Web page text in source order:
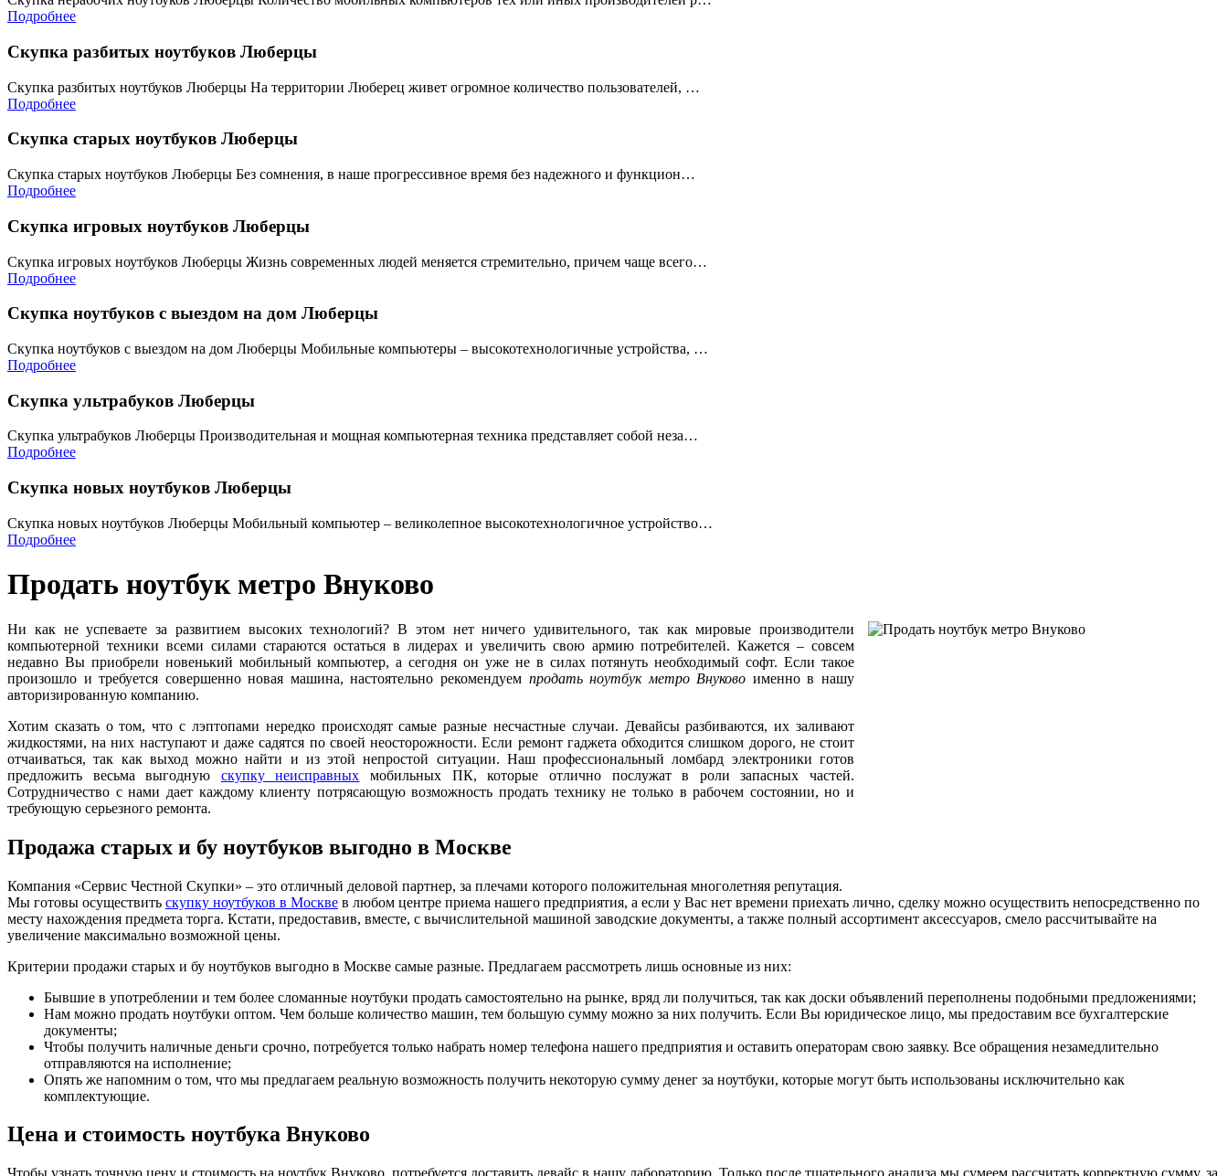
Подробнее
Скупка разбитых ноутбуков Люберцы
Скупка разбитых ноутбуков Люберцы На территории Люберец живет огромное количество пользователей, …
Подробнее
Скупка старых ноутбуков Люберцы
Скупка старых ноутбуков Люберцы Без сомнения, в наше прогрессивное время без надежного и функцион…
Подробнее
Скупка игровых ноутбуков Люберцы
Скупка игровых ноутбуков Люберцы Жизнь современных людей меняется стремительно, причем чаще всего…
Подробнее
Скупка ноутбуков с выездом на дом Люберцы
Скупка ноутбуков с выездом на дом Люберцы Мобильные компьютеры – высокотехнологичные устройства, …
Подробнее
Скупка ультрабуков Люберцы
Скупка ультрабуков Люберцы Производительная и мощная компьютерная техника представляет собой неза…
Подробнее
Скупка новых ноутбуков Люберцы
Скупка новых ноутбуков Люберцы Мобильный компьютер – великолепное высокотехнологичное устройство…
Подробнее
Продать ноутбук метро Внуково
Ни как не успеваете за развитием высоких технологий? В этом нет ничего удивительного, так как мировые производители
компьютерной техники всеми силами стараются остаться в лидерах и увеличить свою армию потребителей. Кажется – совсем
недавно Вы приобрели новенький мобильный компьютер, а сегодня он уже не в силах потянуть необходимый софт. Если такое
произошло и требуется совершенно новая машина, настоятельно рекомендуем продать ноутбук метро Внуково именно в нашу
авторизированную компанию.
Хотим сказать о том, что с лэптопами нередко происходят самые разные несчастные случаи. Девайсы разбиваются, их заливают
жидкостями, на них наступают и даже садятся по своей неосторожности. Если ремонт гаджета обходится слишком дорого, не стоит
отчаиваться, так как выход можно найти и из этой непростой ситуации. Наш профессиональный ломбард электроники готов
предложить весьма выгодную скупку неисправных мобильных ПК, которые отлично послужат в роли запасных частей.
Сотрудничество с нами дает каждому клиенту потрясающую возможность продать технику не только в рабочем состоянии, но и
требующую серьезного ремонта.
Продажа старых и бу ноутбуков выгодно в Москве
Компания «Сервис Честной Скупки» – это отличный деловой партнер, за плечами которого положительная многолетняя репутация.
Мы готовы осуществить скупку ноутбуков в Москве в любом центре приема нашего предприятия, а если у Вас нет времени приехать лично, сделку можно осуществить непосредственно по
месту нахождения предмета торга. Кстати, предоставив, вместе, с вычислительной машиной заводские документы, а также полный ассортимент аксессуаров, смело рассчитывайте на
увеличение максимально возможной цены.
Критерии продажи старых и бу ноутбуков выгодно в Москве самые разные. Предлагаем рассмотреть лишь основные из них:
Бывшие в употреблении и тем более сломанные ноутбуки продать самостоятельно на рынке, вряд ли получиться, так как доски объявлений переполнены подобными предложениями;
Нам можно продать ноутбуки оптом. Чем больше количество машин, тем большую сумму можно за них получить. Если Вы юридическое лицо, мы предоставим все бухгалтерские
документы;
Чтобы получить наличные деньги срочно, потребуется только набрать номер телефона нашего предприятия и оставить операторам свою заявку. Все обращения незамедлительно
отправляются на исполнение;
Опять же напомним о том, что мы предлагаем реальную возможность получить некоторую сумму денег за ноутбуки, которые могут быть использованы исключительно как
комплектующие.
Цена и стоимость ноутбука Внуково